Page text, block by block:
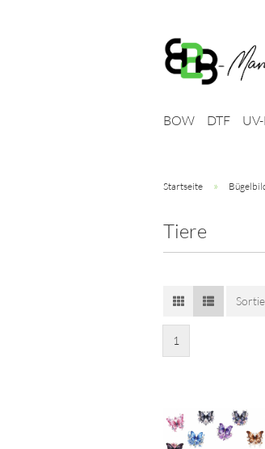
BOW DTF
Startseite »
Tiere
1